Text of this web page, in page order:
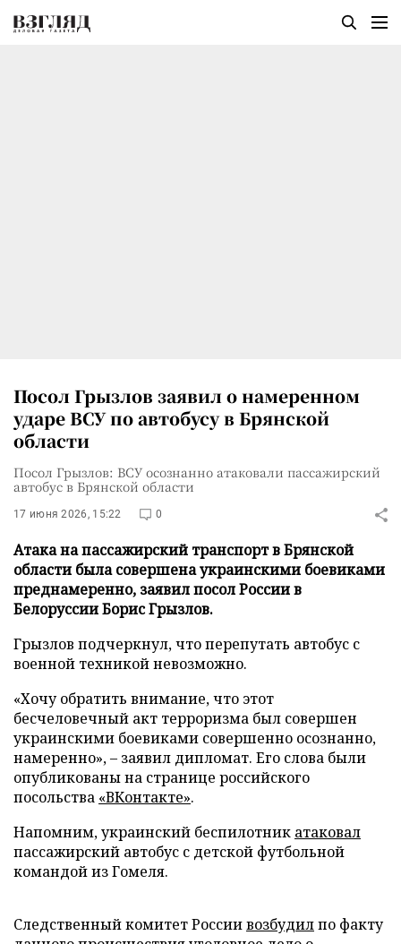
Посол Грызлов заявил о намеренном
ударе ВСУ по автобусу в Брянской
области
Посол Грызлов: ВСУ осознанно атаковали пассажирский
автобус в Брянской области
17 июня 2026, 15:22 0
Атака на пассажирский транспорт в Брянской
области была совершена украинскими боевиками
преднамеренно, заявил посол России в
Белоруссии Борис Грызлов.
Грызлов подчеркнул, что перепутать автобус с
военной техникой невозможно.
«Хочу обратить внимание, что этот
бесчеловечный акт терроризма был совершен
украинскими боевиками совершенно осознанно,
намеренно», – заявил дипломат. Его слова были
опубликованы на странице российского
посольства «ВКонтакте».
Напомним, украинский беспилотник атаковал
пассажирский автобус с детской футбольной
командой из Гомеля.
Следственный комитет Россиивозбудилпо факту